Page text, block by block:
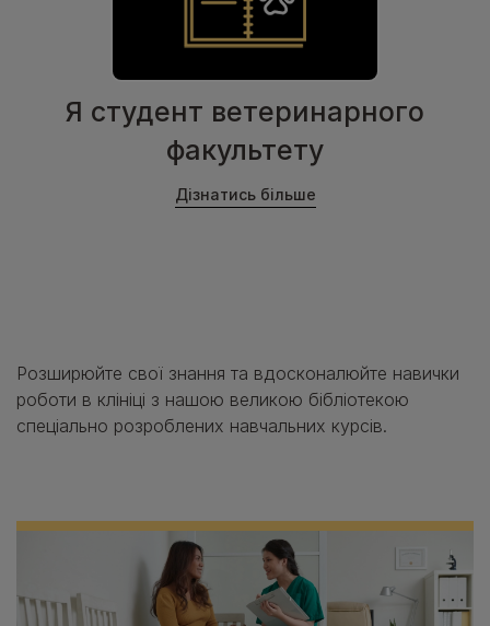
Я студент ветеринарного
факультету
Дізнатись більше
Розширюйте свої знання та вдосконалюйте навички
роботи в клініці з нашою великою бібліотекою
спеціально розроблених навчальних курсів.